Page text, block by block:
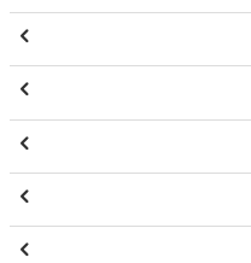




